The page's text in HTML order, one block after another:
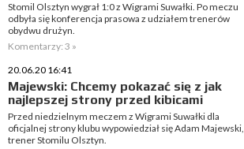
Stomil Olsztyn wygrał 1:0 z Wigrami Suwałki. Po meczu
odbyła się konferencja prasowa z udziałem trenerów
obydwu drużyn.
Komentarzy: 3 »
20.06.20 16:41
Majewski: Chcemy pokazać się z jak
najlepszej strony przed kibicami
Przed niedzielnym meczem z Wigrami Suwałki dla
oficjalnej strony klubu wypowiedział się Adam Majewski,
trener Stomilu Olsztyn.